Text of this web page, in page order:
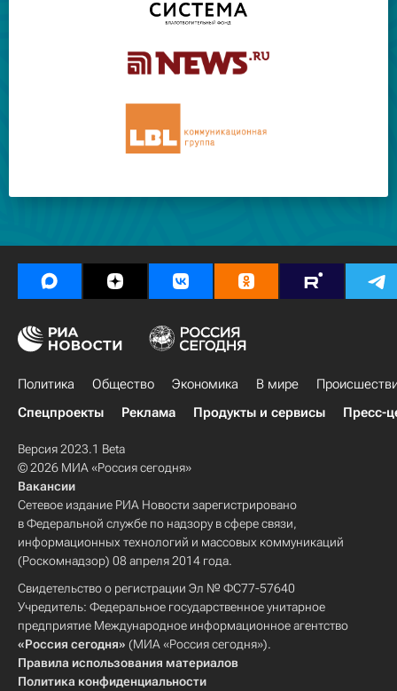
Политика Общество Экономика В мире
Спецпроекты
Реклама Продукты и сервисы Пресс-
Версия 2023.1 Beta
© 2026 МИА «Россия сегодня»
Вакансии
Сетевое издание РИА Новости зарегистрировано
в Федеральной службе по надзору в сфере связи,
информационных технологий и массовых коммуникаций
(Роскомнадзор) 08 апреля 2014 года.
Свидетельство о регистрации Эл № ФС77-57640
Учредитель: Федеральное государственное унитарное
предприятие Международное информационное агентство
«Россия сегодня» (МИА «Россия сегодня»).
Правила использования материалов
Политика конфиденциальности